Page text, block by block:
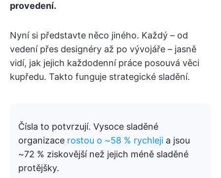
provedení.
Nyní si představte něco jiného. Každý – od
vedení přes designéry až po vývojáře – jasně
vidí, jak jejich každodenní práce posouvá věci
kupředu. Takto funguje strategické sladění.
Čísla to potvrzují. Vysoce sladěné
organizace rostou o ~58 % rychleji a jsou
~72 % ziskovější než jejich méně sladěné
protějšky.